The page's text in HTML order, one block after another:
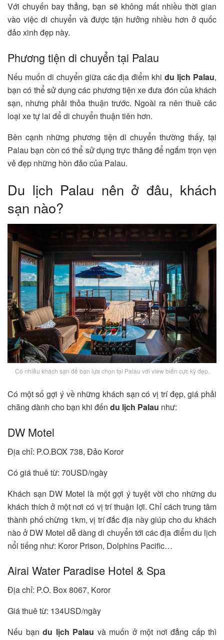
Với chuyến bay thẳng, bạn sẽ không mất nhiều thời gian
vào việc di chuyển và được tận hưởng nhiều hơn ở quốc
đảo xinh đẹp này.
Phương tiện di chuyển tại Palau
Nếu muốn di chuyển giữa các địa điểm khidu lịch Palau,
bạn có thể sử dụng các phương tiện xe đưa đón của khách
sạn, nhưng phải thỏa thuận trước. Ngoài ra nên thuê các
loại xe tự lai để di chuyển thuận tiên hơn.
Bên cạnh những phương tiện di chuyển thường thấy, tại
Palau bạn còn có thể sử dụng trực thăng để ngắm trọn vẹn
vẻ đẹp những hòn đảo của Palau.
Du lịch Palau nên ở đâu, khách
sạn nào?
Có nhiều khách sạn để bạn lựa chọn tại Palau với view biển cực kỳ đẹp.
Có một số gợi ý về những khách sạn có vị trí đẹp, giá phải
chăng dành cho bạn khi đến du lịch Palau như:
DW Motel
Địa chỉ: P.O.BOX 738, Đảo Koror
Có giá thuê từ: 70USD/ngày
Khách sạn DW Motel là một gợi ý tuyệt vời cho những du
khách thích ở một nơi có vị trí thuận lợi. Chỉ cách trung tâm
thành phố chừng 1km, vị trí đắc địa này giúp cho du khách
nào ở DW Motel dễ dàng di chuyển tới các địa điểm du lịch
nổi tiếng như: Koror Prison, Dolphins Pacific…
Airai Water Paradise Hotel & Spa
Địa chỉ: P.O. Box 8067, Koror
Giá thuê từ: 134USD/ngày
Nếu bạn du lịch Palau và muốn ở một nơi đẳng cấp thì